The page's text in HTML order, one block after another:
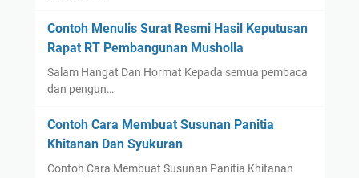
Contoh Menulis Surat Resmi Hasil Keputusan
Rapat RT Pembangunan Musholla
Salam Hangat Dan Hormat Kepada semua pembaca
dan pengun…
Contoh Cara Membuat Susunan Panitia
Khitanan Dan Syukuran
Contoh Cara Membuat Susunan Panitia Khitanan